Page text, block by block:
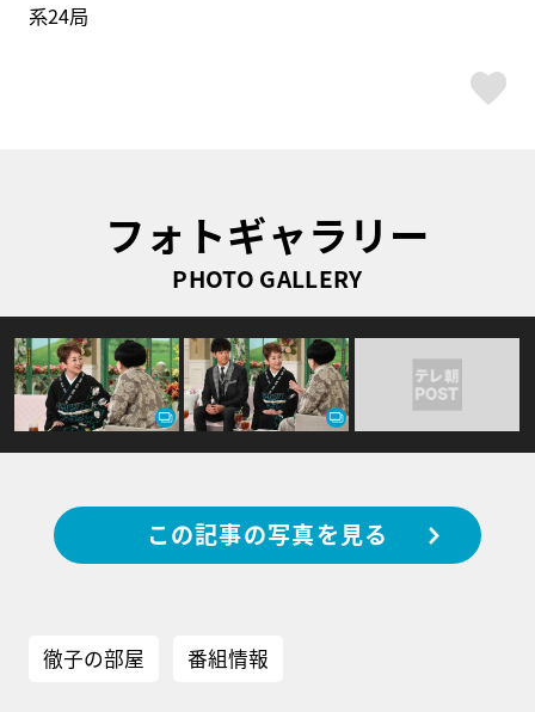
系24局
フォトギャラリー
PHOTO GALLERY
この記事の写真を見る
徹子の部屋 番組情報